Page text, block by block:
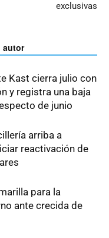
exclusivas
autor
Kast cierra julio con
y registra una baja
de junio
arriba a
reactivación de
para la
ante crecida de